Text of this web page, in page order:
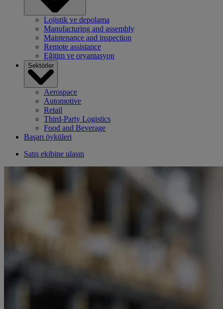
Lojistik ve depolama
Manufacturing and assembly
Maintenance and inspection
Remote assistance
Eğitim ve oryantasyon
Sektörler
Aerospace
Automotive
Retail
Third-Party Logistics
Food and Beverage
Başarı öyküleri
Satış ekibine ulaşın